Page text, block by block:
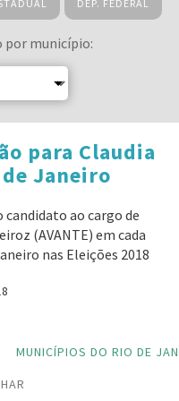
DEP. FEDERAL
por município:
para Claudia
Janeiro
candidato ao cargo de
(AVANTE) em cada
nas Eleições 2018
MUNICÍPIOS DO RIO DE